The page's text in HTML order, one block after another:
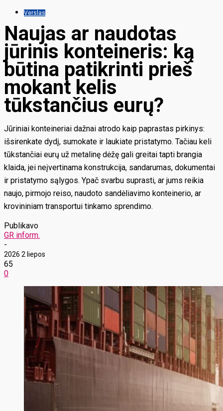
Verslas
Naujas ar naudotas
jūrinis konteineris: ką
būtina patikrinti prieš
mokant kelis
tūkstančius eurų?
Jūriniai konteineriai dažnai atrodo kaip paprastas pirkinys:
išsirenkate dydį, sumokate ir laukiate pristatymo. Tačiau keli
tūkstančiai eurų už metalinę dėžę gali greitai tapti brangia
klaida, jei neįvertinama konstrukcija, sandarumas, dokumentai
ir pristatymo sąlygos. Ypač svarbu suprasti, ar jums reikia
naujo, pirmojo reiso, naudoto sandėliavimo konteinerio, ar
krovininiam transportui tinkamo sprendimo.
Publikavo
GR inform.
-
2026 2 liepos
65
0